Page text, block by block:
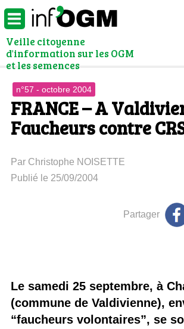
Veille citoyenne
d'information sur les OGM
et les semences
n°57 - octobre 2004
FRANCE – A
Faucheurs contre
Par Christophe NOISETTE
Publié le 25/09/2004
Partager
Le samedi 25 septembre, à
(commune de Valdivienne),
“faucheurs volontaires”, se